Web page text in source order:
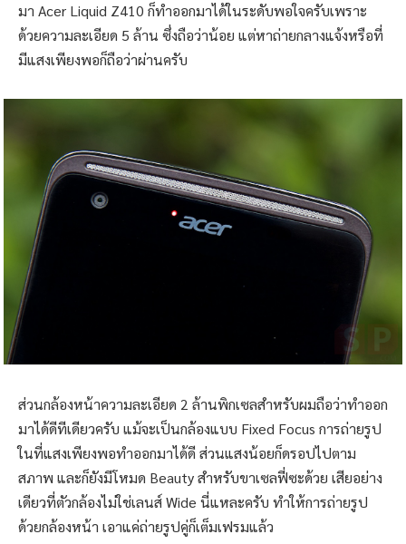
มา Acer Liquid Z410 ก็ทำออกมาได้ในระดับพอใจครับเพราะ
ด้วยความละเอียด 5 ล้าน ซึ่งถือว่าน้อย แต่หาถ่ายกลางแจ้งหรือที่
มีแสงเพียงพอก็ถือว่าผ่านครับ
ส่วนกล้องหน้าความละเอียด 2 ล้านพิกเซลสำหรับผมถือว่าทำออก
มาได้ดีทีเดียวครับ แม้จะเป็นกล้องแบบ Fixed Focus การถ่ายรูป
ในที่แสงเพียงพอทำออกมาได้ดี ส่วนแสงน้อยก็ดรอปไปตาม
สภาพ และก็ยังมีโหมด Beauty สำหรับขาเซลฟี่ซะด้วย เสียอย่าง
เดียวที่ตัวกล้องไม่ใช่เลนส์ Wide นี่แหละครับ ทำให้การถ่ายรูป
ด้วยกล้องหน้า เอาแค่ถ่ายรูปคู่ก็เต็มเฟรมแล้ว